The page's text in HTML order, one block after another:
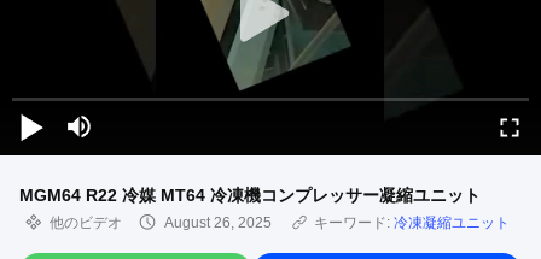
MGM64 R22 冷媒 MT64 冷凍機コンプレッサー凝縮ユニット
他のビデオ August 26, 2025 キーワード: 冷凍凝縮ユニット